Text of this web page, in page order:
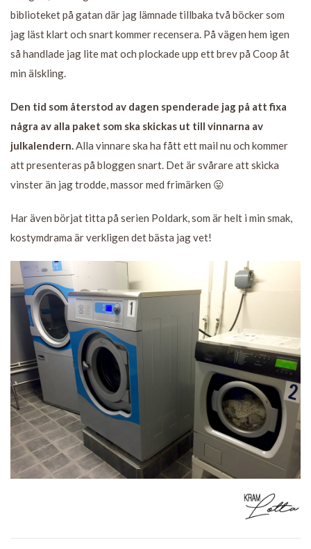
biblioteket på gatan där jag lämnade tillbaka två böcker som
jag läst klart och snart kommer recensera. På vägen hem igen
så handlade jag lite mat och plockade upp ett brev på Coop åt
min älskling.
Den tid som återstod av dagen spenderade jag på att fixa
några av alla paket som ska skickas ut till vinnarna av
julkalendern.Alla vinnare ska ha fått ett mail nu och kommer
att presenteras på bloggen snart. Det är svårare att skicka
vinster än jag trodde, massor med frimärken 😛
Har även börjat titta på serien Poldark, som är helt i min smak,
kostymdrama är verkligen det bästa jag vet!